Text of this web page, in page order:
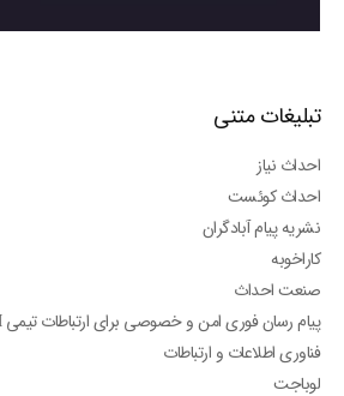
تبلیغات متنی
احداث نیاز
احداث کوئست
نشریه پیام آبادگران
کاراخوبه
صنعت احداث
پیام رسان فوری امن و خصوصی برای ارتباطات تیمی OPM
فناوری اطلاعات و ارتباطات
لوباجت